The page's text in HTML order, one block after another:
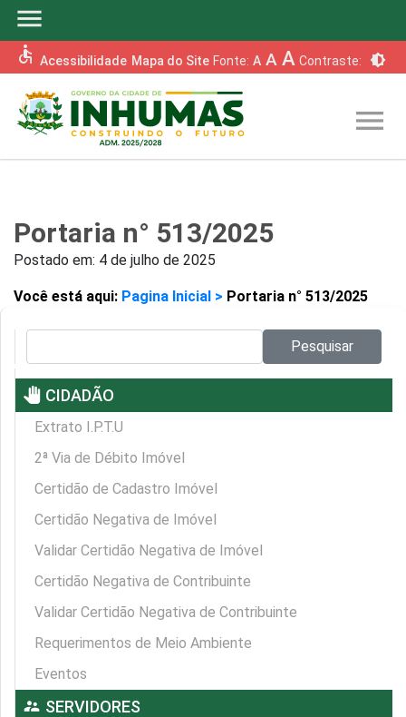
menu
accessible Acessibilidade Mapa do Site Fonte: A A A Contraste: brightness_6
menu
Portaria n° 513/2025
Postado em: 4 de julho de 2025
Você está aqui: Pagina Inicial > Portaria n° 513/2025
Pesquisar
pan_tool CIDADÃO
Extrato I.P.T.U
2ª Via de Débito Imóvel
Certidão de Cadastro Imóvel
Certidão Negativa de Imóvel
Validar Certidão Negativa de Imóvel
Certidão Negativa de Contribuinte
Validar Certidão Negativa de Contribuinte
Requerimentos de Meio Ambiente
Eventos
supervisor_account SERVIDORES